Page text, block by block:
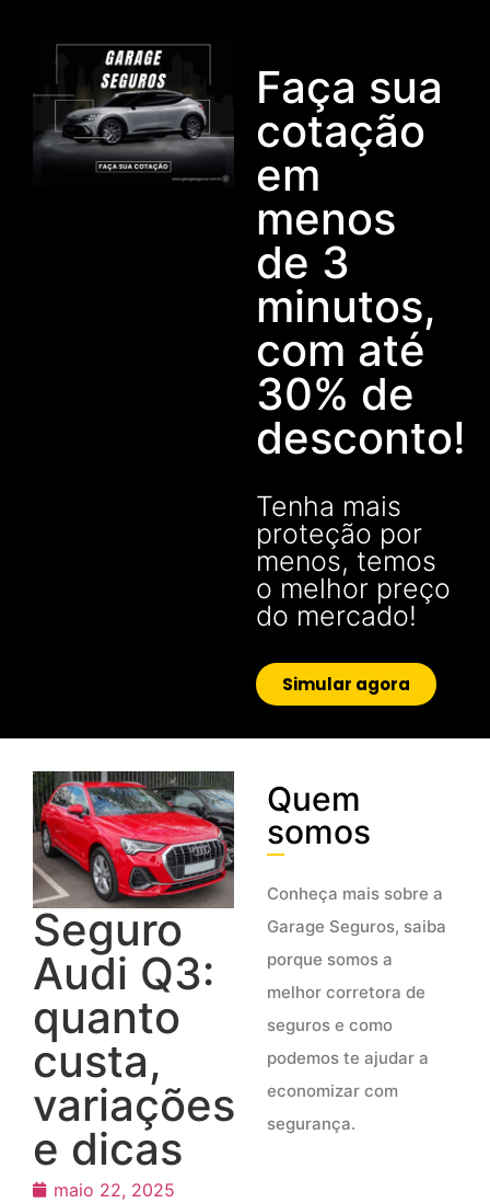
Faça sua
cotação
em
menos
de 3
minutos,
com até
30% de
desconto!
Tenha mais
proteção por
menos, temos
o melhor preço
do mercado!
Simular agora
Seguro
Audi Q3:
quanto
custa,
variações
e dicas
maio 22, 2025
Quem
somos
Conheça mais sobre a
Garage Seguros, saiba
porque somos a
melhor corretora de
seguros e como
podemos te ajudar a
economizar com
segurança.